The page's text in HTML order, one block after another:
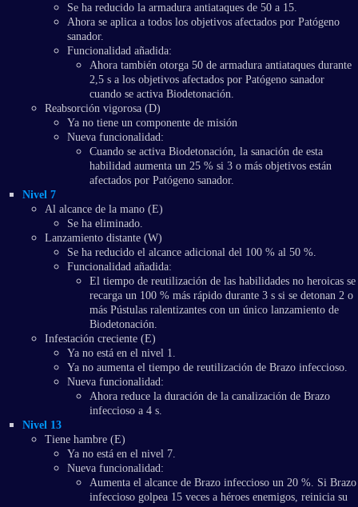
Se ha reducido la armadura antiataques de 50 a 15.
Ahora se aplica a todos los objetivos afectados por Patógeno
sanador.
Funcionalidad añadida:
Ahora también otorga 50 de armadura antiataques durante
2,5 s a los objetivos afectados por Patógeno sanador
cuando se activa Biodetonación.
Reabsorción vigorosa (D)
Ya no tiene un componente de misión
Nueva funcionalidad:
Cuando se activa Biodetonación, la sanación de esta
habilidad aumenta un 25 % si 3 o más objetivos están
afectados por Patógeno sanador.
Nivel 7
Al alcance de la mano (E)
Se ha eliminado.
Lanzamiento distante (W)
Se ha reducido el alcance adicional del 100 % al 50 %.
Funcionalidad añadida:
El tiempo de reutilización de las habilidades no heroicas se
recarga un 100 % más rápido durante 3 s si se detonan 2 o
más Pústulas ralentizantes con un único lanzamiento de
Biodetonación.
Infestación creciente (E)
Ya no está en el nivel 1.
Ya no aumenta el tiempo de reutilización de Brazo infeccioso.
Nueva funcionalidad:
Ahora reduce la duración de la canalización de Brazo
infeccioso a 4 s.
Nivel 13
Tiene hambre (E)
Ya no está en el nivel 7.
Nueva funcionalidad:
Aumenta el alcance de Brazo infeccioso un 20 %. Si Brazo
infeccioso golpea 15 veces a héroes enemigos, reinicia su